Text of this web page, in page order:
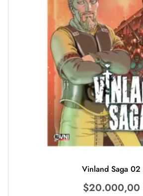
Vinland Saga 02
$20.000,00